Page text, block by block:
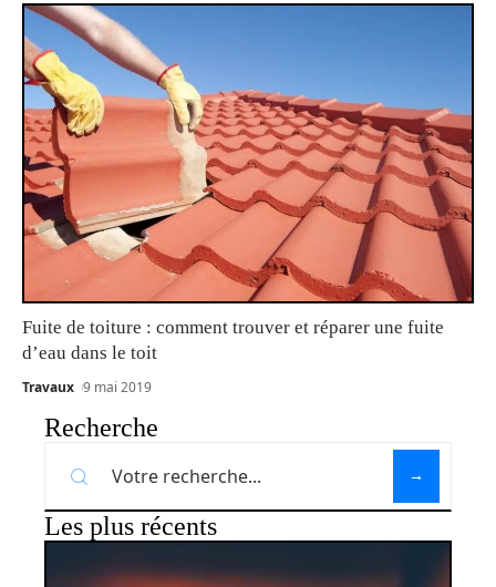
Fuite de toiture : comment trouver et réparer une fuite
d’eau dans le toit
Travaux 9 mai 2019
Recherche
Les plus récents